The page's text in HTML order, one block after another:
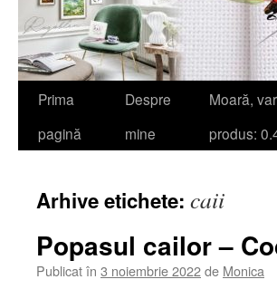
Sari
Prima
pagină
Despre
mine
Moară,
produs:
Arhive etichete: caii
Popasul cailor –
Publicat în 3 noiembrie 2022de Monica